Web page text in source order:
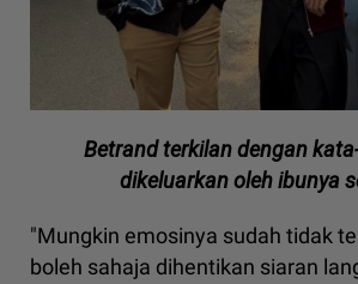
Betrand terkilan dengan
dikeluarkan oleh ibunya
"Mungkin emosinya sudah tidak
boleh sahaja dihentikan siaran